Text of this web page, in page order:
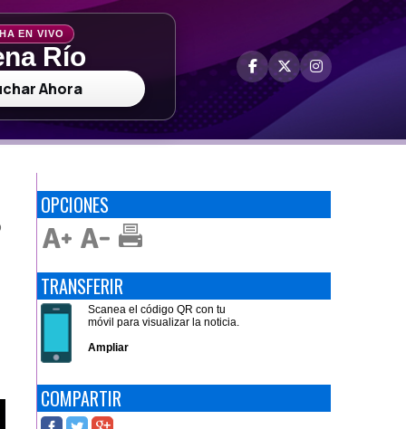
EN VIVO
Río
Ahora
OPCIONES
TRANSFERIR
Scanea el código QR con tu
móvil para visualizar la noticia.
Ampliar
COMPARTIR